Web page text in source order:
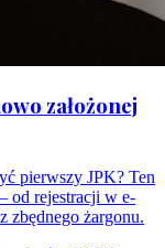
założonej
pierwszy JPK? Ten
od rejestracji w e-
żargonu.